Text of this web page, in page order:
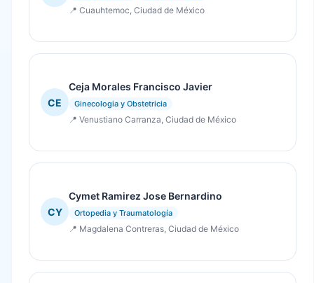
📍 Cuauhtemoc, Ciudad de México
CE
Ceja Morales Francisco Javier
Ginecologia y Obstetricia
📍 Venustiano Carranza, Ciudad de México
CY
Cymet Ramirez Jose Bernardino
Ortopedia y Traumatología
📍 Magdalena Contreras, Ciudad de México